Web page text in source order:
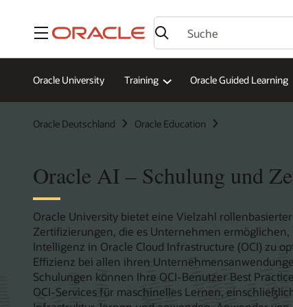
Menü
Oracle University Training Oracle Guided Learning
Oracle Deutschland Oracle Education
Oracle AI – Schulung und
Oracle University bietet eine Vielzahl
Zertifizierungen, die es Unternehmen
Intelligenz in Oracle Cloud Infrastructure (OCI) zu
Effizienz bei allen ihren
Schulungen können Ihre OCI-Benutzer Best
OCI-Services für maschinelles Lernen,